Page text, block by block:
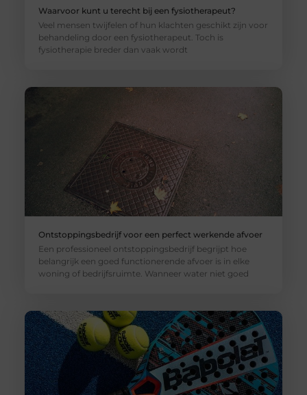
Waarvoor kunt u terecht bij een fysiotherapeut?
Veel mensen twijfelen of hun klachten geschikt zijn voor
behandeling door een fysiotherapeut. Toch is
fysiotherapie breder dan vaak wordt
Ontstoppingsbedrijf voor een perfect werkende afvoer
Een professioneel ontstoppingsbedrijf begrijpt hoe
belangrijk een goed functionerende afvoer is in elke
woning of bedrijfsruimte. Wanneer water niet goed